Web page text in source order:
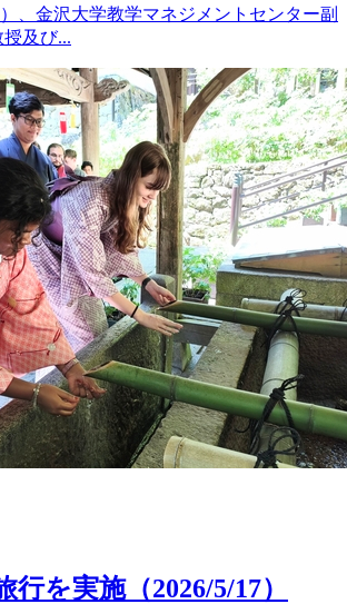
、金沢大学教学マネジメントセンター副
及び...
行を実施（2026/5/17）